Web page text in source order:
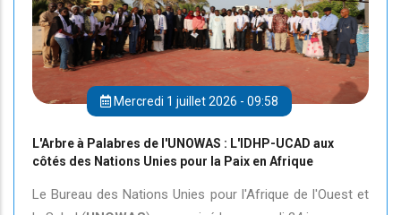
Mercredi 1 juillet 2026 - 09:58
L'Arbre à Palabres de l'UNOWAS : L'IDHP-UCAD aux
côtés des Nations Unies pour la Paix en Afrique
Le Bureau des Nations Unies pour l'Afrique de l'Ouest et